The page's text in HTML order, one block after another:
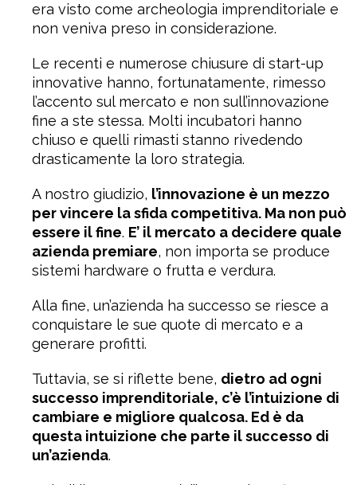
era visto come archeologia imprenditoriale e
non veniva preso in considerazione.
Le recenti e numerose chiusure di start-up
innovative hanno, fortunatamente, rimesso
l’accento sul mercato e non sull’innovazione
fine a ste stessa. Molti incubatori hanno
chiuso e quelli rimasti stanno rivedendo
drasticamente la loro strategia.
A nostro giudizio, l’innovazione è un mezzo
per vincere la sfida competitiva. Ma non può
essere il fine. E’ il mercato a decidere quale
azienda premiare, non importa se produce
sistemi hardware o frutta e verdura.
Alla fine, un’azienda ha successo se riesce a
conquistare le sue quote di mercato e a
generare profitti.
Tuttavia, se si riflette bene, dietro ad ogni
successo imprenditoriale, c’è l’intuizione di
cambiare e migliore qualcosa. Ed è da
questa intuizione che parte il successo di
un’azienda.